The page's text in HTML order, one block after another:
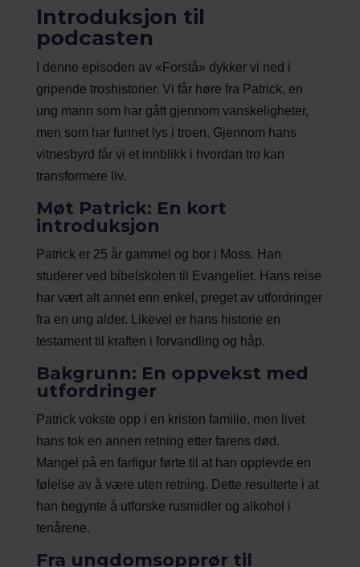
Introduksjon til
podcasten
I denne episoden av «Forstå» dykker vi ned i
gripende troshistorier. Vi får høre fra Patrick, en
ung mann som har gått gjennom vanskeligheter,
men som har funnet lys i troen. Gjennom hans
vitnesbyrd får vi et innblikk i hvordan tro kan
transformere liv.
Møt Patrick: En kort
introduksjon
Patrick er 25 år gammel og bor i Moss. Han
studerer ved bibelskolen til Evangeliet. Hans reise
har vært alt annet enn enkel, preget av utfordringer
fra en ung alder. Likevel er hans historie en
testament til kraften i forvandling og håp.
Bakgrunn: En oppvekst med
utfordringer
Patrick vokste opp i en kristen familie, men livet
hans tok en annen retning etter farens død.
Mangel på en farfigur førte til at han opplevde en
følelse av å være uten retning. Dette resulterte i at
han begynte å utforske rusmidler og alkohol i
tenårene.
Fra ungdomsopprør til